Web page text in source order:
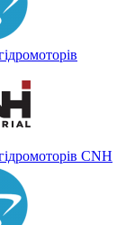
CNH